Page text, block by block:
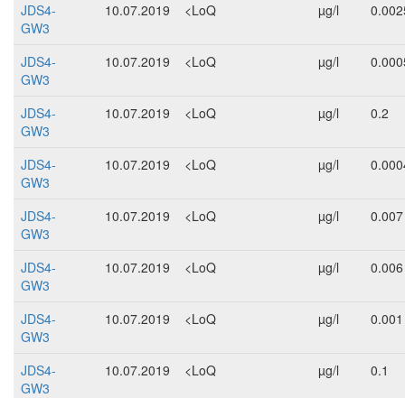
JDS4-
GW3
10.07.2019 <LoQ µg/l
JDS4-
GW3
10.07.2019 <LoQ µg/l
JDS4-
GW3
10.07.2019 <LoQ µg/l 0.2
JDS4-
GW3
10.07.2019 <LoQ µg/l
JDS4-
GW3
10.07.2019 <LoQ µg/l 0.007
JDS4-
GW3
10.07.2019 <LoQ µg/l 0.006
JDS4-
GW3
10.07.2019 <LoQ µg/l 0.001
JDS4-
GW3
10.07.2019 <LoQ µg/l 0.1